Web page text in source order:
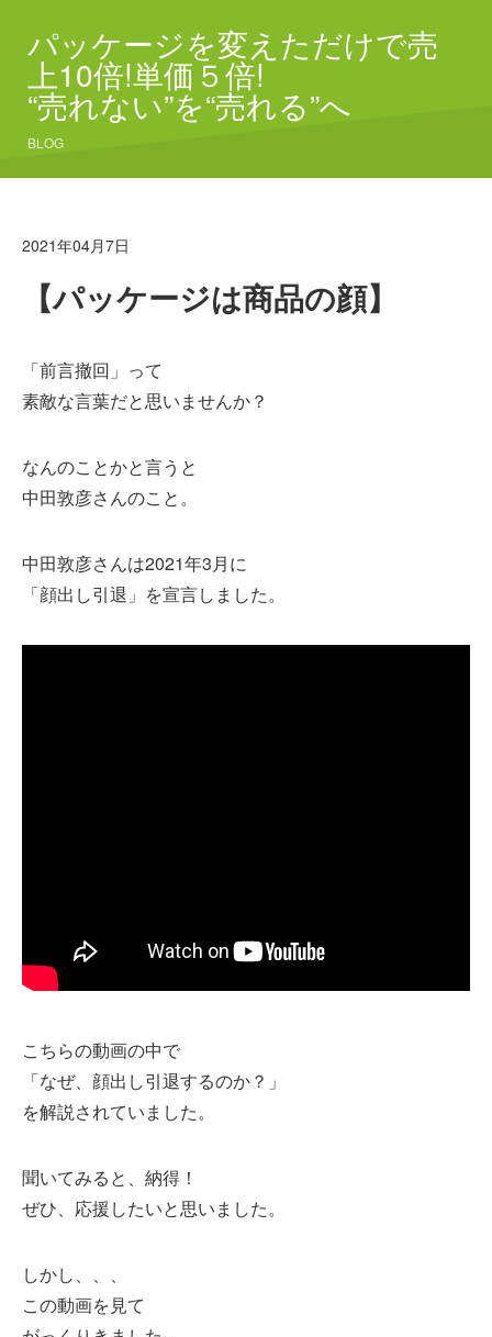
パッケージを変えただけで売
上10倍!単価５倍!
“売れない”を“売れる”へ
BLOG
2021年04月7日
【パッケージは商品の顔】
「前言撤回」って
素敵な言葉だと思いませんか？
なんのことかと言うと
中田敦彦さんのこと。
中田敦彦さんは2021年3月に
「顔出し引退」を宣言しました。
こちらの動画の中で
「なぜ、顔出し引退するのか？」
を解説されていました。
聞いてみると、納得！
ぜひ、応援したいと思いました。
しかし、、、
この動画を見て